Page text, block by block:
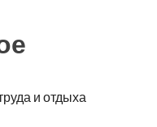
и отдыха